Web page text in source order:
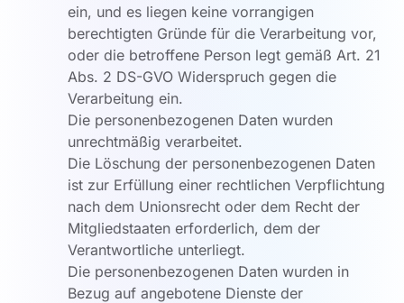
ein, und es liegen keine vorrangigen
berechtigten Gründe für die Verarbeitung vor,
oder die betroffene Person legt gemäß Art. 21
Abs. 2 DS-GVO Widerspruch gegen die
Verarbeitung ein.
Die personenbezogenen Daten wurden
unrechtmäßig verarbeitet.
Die Löschung der personenbezogenen Daten
ist zur Erfüllung einer rechtlichen Verpflichtung
nach dem Unionsrecht oder dem Recht der
Mitgliedstaaten erforderlich, dem der
Verantwortliche unterliegt.
Die personenbezogenen Daten wurden in
Bezug auf angebotene Dienste der